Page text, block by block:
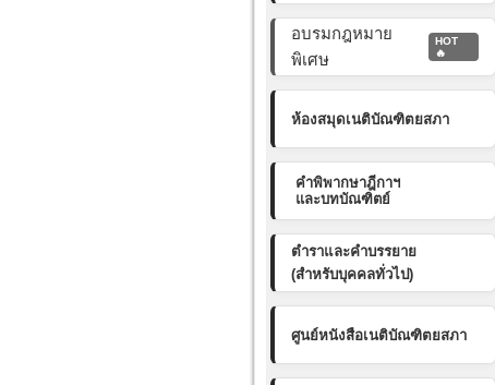
อบรมกฎหมาย
พิเศษ
HOT
🔥
ห้องสมุดเนติบัณฑิตยสภา
คำพิพากษาฎีกาฯ
และบทบัณฑิตย์
ตำราและคำบรรยาย
(สำหรับบุคคลทั่วไป)
ศูนย์หนังสือเนติบัณฑิตยสภา